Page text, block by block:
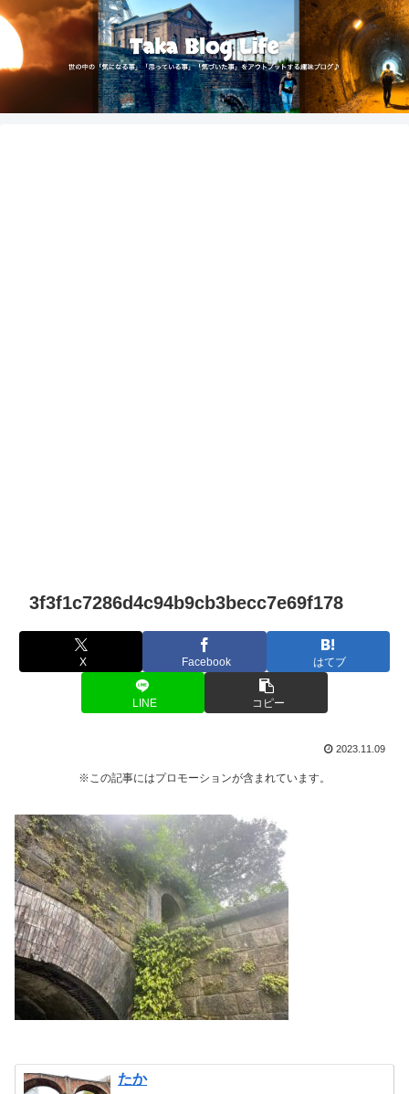
3f3f1c7286d4c94b9cb3becc7e69f178
X Facebook はてブ
LINE コピー
2023.11.09
※この記事にはプロモーションが含まれています。
たか